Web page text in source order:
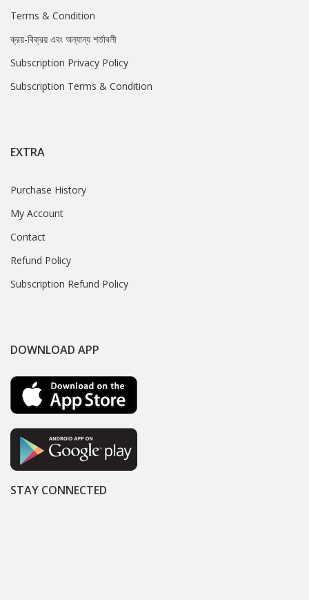
Terms & Condition
ক্রয়-বিক্রয় এবং অন্যান্য শর্তাবলী
Subscription Privacy Policy
Subscription Terms & Condition
EXTRA
Purchase History
My Account
Contact
Refund Policy
Subscription Refund Policy
DOWNLOAD APP
STAY CONNECTED